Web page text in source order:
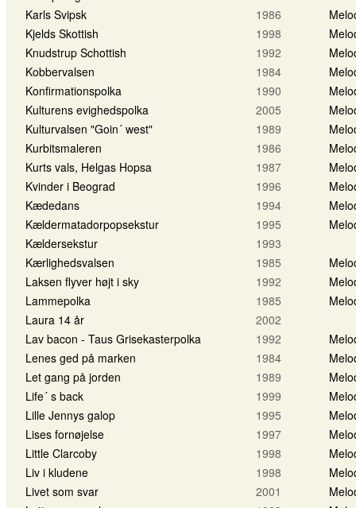
Karls Svipsk
1986
Kjelds Skottish
1998
Knudstrup Schottish
1992
Kobbervalsen
1984
Konfirmationspolka
1990
Kulturens evighedspolka
2005
Kulturvalsen "Goin´ west"
1989
Kurbitsmaleren
1986
Kurts vals, Helgas Hopsa
1987
Kvinder i Beograd
1996
Kædedans
1994
Kældermatadorpopsekstur
1995
Kældersekstur
1993
Kærlighedsvalsen
1985
Laksen flyver højt i sky
1992
Lammepolka
1985
Laura 14 år
2002
Lav bacon - Taus Grisekasterpolka
1992
Lenes ged på marken
1984
Let gang på jorden
1989
Life´ s back
1999
Lille Jennys galop
1995
Lises fornøjelse
1997
Little Clarcoby
1998
Liv i kludene
1998
Livet som svar
2001